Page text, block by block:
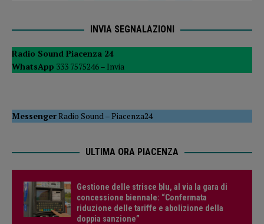
INVIA SEGNALAZIONI
Radio Sound Piacenza 24
WhatsApp 333 7575246 – Invia
MessengerRadio Sound –Piacenza24
ULTIMA ORA PIACENZA
Gestione delle strisce blu, al via la gara di
concessione biennale: “Confermata
riduzione delle tariffe e abolizione della
doppia sanzione”